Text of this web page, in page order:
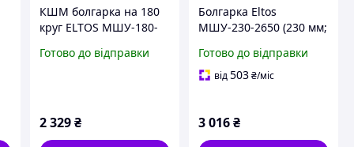
КШМ болгарка на 180
круг ELTOS МШУ-180-
Готово до відправки
2 329 ₴
Болгарка Eltos
МШУ-230-2650 (230 мм;
поворотна ручка)
Німеччина
Готово до відправки
від503₴/міс
3 016₴